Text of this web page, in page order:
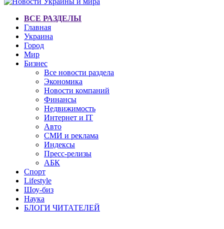
ВСЕ РАЗДЕЛЫ
Главная
Украина
Город
Мир
Бизнес
Все новости раздела
Экономика
Новости компаний
Финансы
Недвижимость
Интернет и IT
Авто
СМИ и реклама
Индексы
Пресс-релизы
АБК
Спорт
Lifestyle
Шоу-биз
Наука
БЛОГИ ЧИТАТЕЛЕЙ